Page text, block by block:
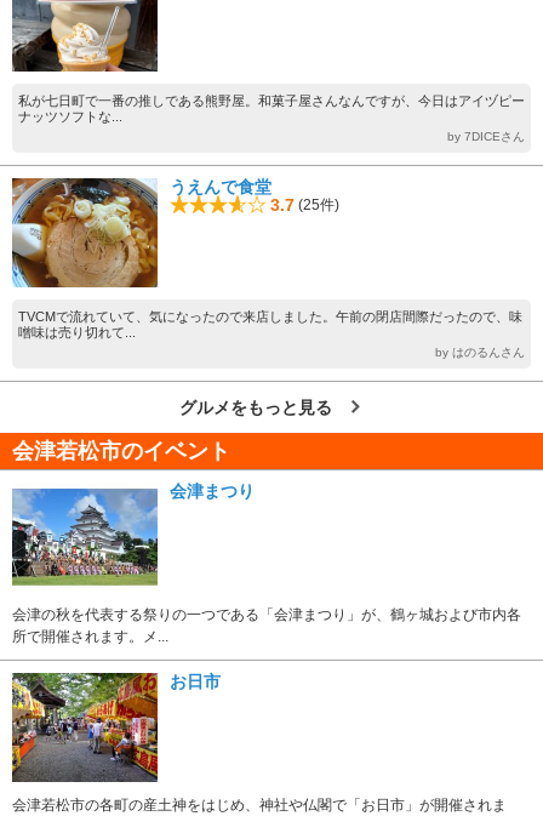
私が七日町で一番の推しである熊野屋。和菓子屋さんなんですが、今日はアイヅピー
ナッツソフトな...
by 7DICEさん
うえんで食堂
3.7 (25件)
TVCMで流れていて、気になったので来店しました。午前の閉店間際だったので、味
噌味は売り切れて...
by はのるんさん
グルメをもっと見る
会津若松市のイベント
会津まつり
会津の秋を代表する祭りの一つである「会津まつり」が、鶴ヶ城および市内各
所で開催されます。メ...
お日市
会津若松市の各町の産土神をはじめ、神社や仏閣で「お日市」が開催されま